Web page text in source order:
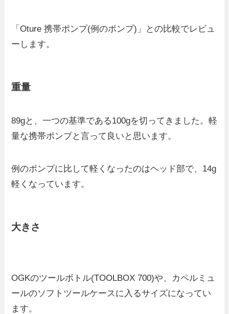
「Oture 携帯ポンプ(例のポンプ)」との比較でレビュ
ーします。
重量
89gと、一つの基準である100gを切ってきました。軽
量な携帯ポンプと言って良いと思います。
例のポンプに比して軽くなったのはヘッド部で、14g
軽くなっています。
大きさ
OGKのツールボトル(TOOLBOX 700)や、カペルミュ
ールのソフトツールケースに入るサイズになってい
ます。